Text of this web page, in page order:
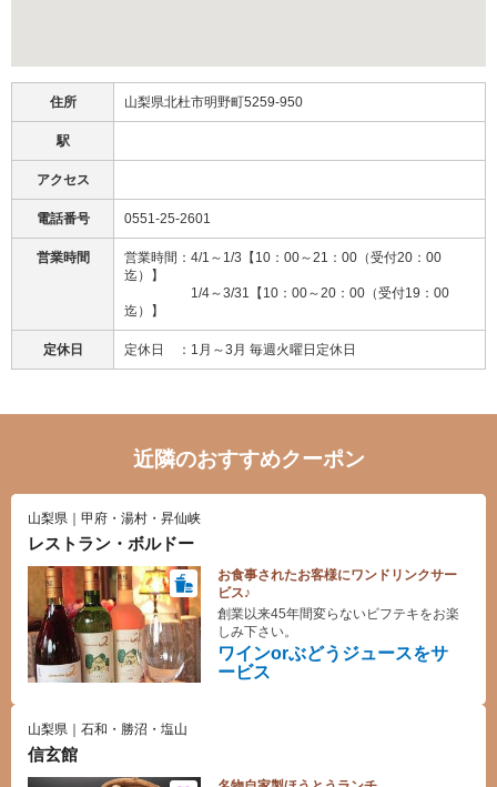
住所 山梨県北杜市明野町5259-950
駅
アクセス
電話番号 0551-25-2601
営業時間
営業時間：4/1～1/3【10：00～21：00（受付20：00
迄）】
1/4～3/31【10：00～20：00（受付19：00
迄）】
定休日 定休日 ：1月～3月 毎週火曜日定休日
近隣のおすすめクーポン
山梨県｜甲府・湯村・昇仙峡
レストラン・ボルドー
お食事されたお客様にワンドリンクサー
ビス♪
ワインorぶどうジュースをサ
ービス
創業以来45年間変らないビフテキをお楽
しみ下さい。
山梨県｜石和・勝沼・塩山
信玄館